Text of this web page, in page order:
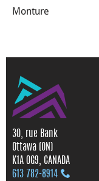
Monture
30, rue Bank
Ottawa (ON)
K1A 0G9, CANADA
613 782‑8914